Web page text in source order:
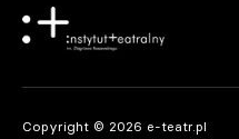
Copyright © 2026 e-teatr.pl